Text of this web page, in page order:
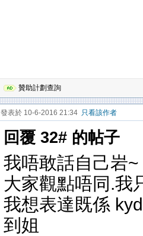
贊助計劃查詢
發表於 10-6-2016 21:34 只看該作者
回覆 32# 的帖子
我唔敢話自己岩
大家觀點唔同.我
我想表達既係
到姐